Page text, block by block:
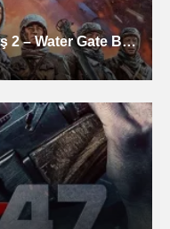
Changjin Gölü’ndeki Savaş 2 – Water Gate Bridge filmini izle